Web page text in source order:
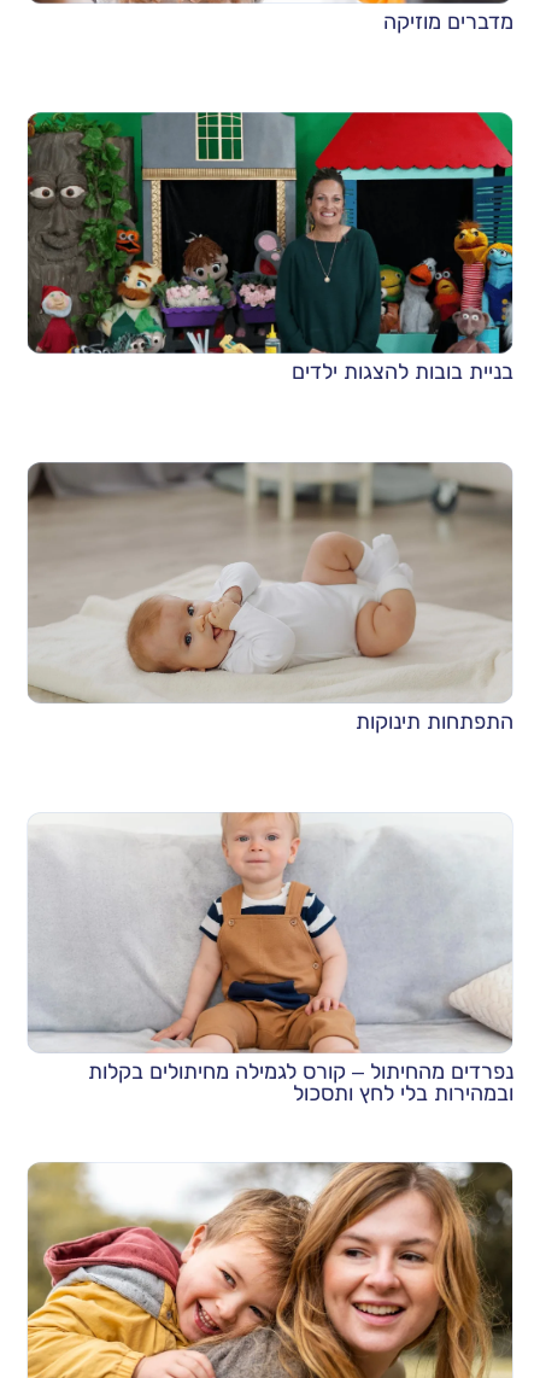
מדברים מוזיקה
בניית בובות להצגות ילדים
התפתחות תינוקות
נפרדים מהחיתול – קורס לגמילה מחיתולים בקלות
ובמהירות בלי לחץ ותסכול